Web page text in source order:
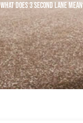
What does 3 second lane